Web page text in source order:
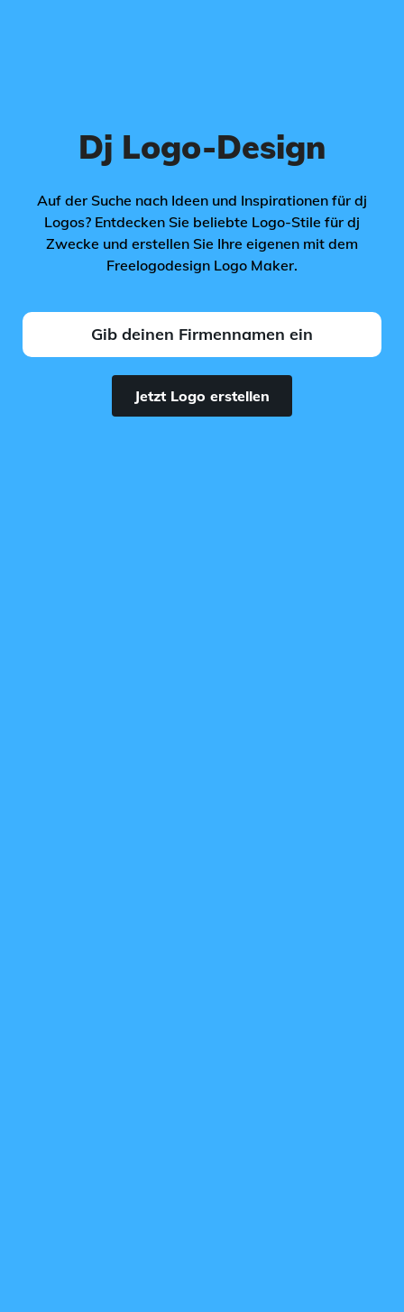
Dj Logo-Design
Auf der Suche nach Ideen und Inspirationen für dj
Logos? Entdecken Sie beliebte Logo-Stile für dj
Zwecke und erstellen Sie Ihre eigenen mit dem
Freelogodesign Logo Maker.
Jetzt Logo erstellen